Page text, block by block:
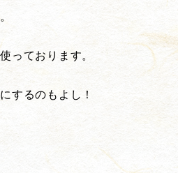
っております。
するのもよし！